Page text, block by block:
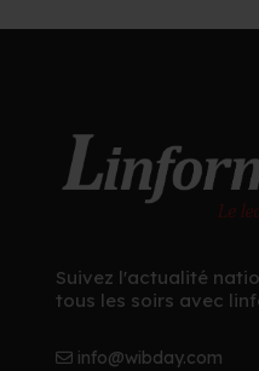
Suivez l'actualité
tous les soirs avec
info@wibday.com